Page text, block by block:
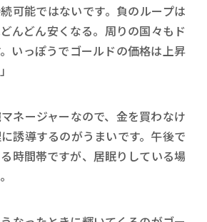
可能ではないです。負のループは
んどん安くなる。周りの国々もド
いっぽうでゴールドの価格は上昇
ネージャーなので、金を買わなけ
誘導するのがうまいです。午後で
時間帯ですが、居眠りしている場